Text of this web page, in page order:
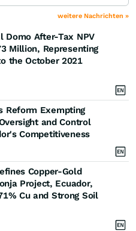
weitere Nachrichten »
Domo After-Tax NPV
Million, Representing
the October 2021
Reform Exempting
and Control
Competitiveness
Copper-Gold
Project, Ecuador,
Cu and Strong Soil